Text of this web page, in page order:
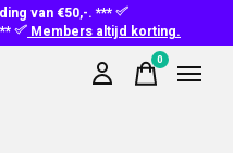
van €50,-. ***
Members altijd korting.
0items